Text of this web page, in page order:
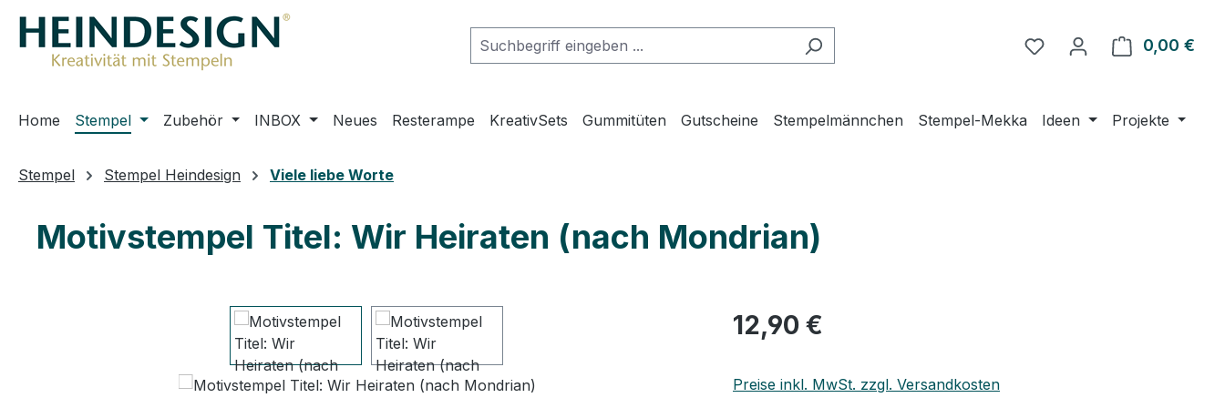
Hauptinhalt springen
Zur Suche springen
Zur Hauptnavigation springen
Du hast 0 Produkte auf
0,00 €
Home Stempel Zubehör INBOX Neues Resterampe KreativSets Gummitüten Gutscheine Stempelmännchen Stempel-Mekka Ideen Projekte
Stempel Stempel Heindesign Viele liebe Worte
Motivstempel Titel: Wir Heiraten (nach Mondrian)
Regulärer Preis:
12,90 €
Preise inkl. MwSt. zzgl. Versandkosten